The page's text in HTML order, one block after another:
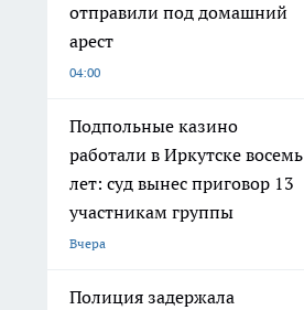
отправили под домашний
арест
04:00
Подпольные казино
работали в Иркутске восемь
лет: суд вынес приговор 13
участникам группы
Вчера
Полиция задержала